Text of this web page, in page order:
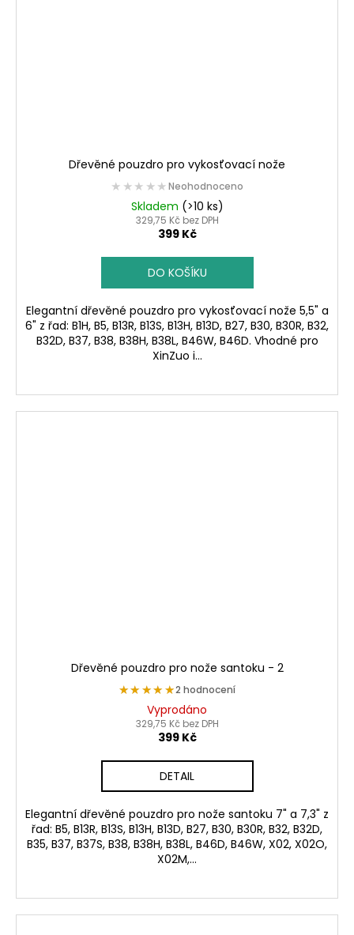
Dřevěné pouzdro pro vykosťovací nože
★★★★★
★★★★★Neohodnoceno
Skladem (>10 ks)
329,75 Kč bez DPH
399 Kč
DO KOŠÍKU
Elegantní dřevěné pouzdro pro vykosťovací nože 5,5" a
6" z řad: B1H, B5, B13R, B13S, B13H, B13D, B27, B30, B30R, B32,
B32D, B37, B38, B38H, B38L, B46W, B46D. Vhodné pro
XinZuo i...
Dřevěné pouzdro pro nože santoku - 2
★★★★★
★★★★★2 hodnocení
Vyprodáno
329,75 Kč bez DPH
399 Kč
DETAIL
Elegantní dřevěné pouzdro pro nože santoku 7" a 7,3" z
řad: B5, B13R, B13S, B13H, B13D, B27, B30, B30R, B32, B32D,
B35, B37, B37S, B38, B38H, B38L, B46D, B46W, X02, X02O,
X02M,...